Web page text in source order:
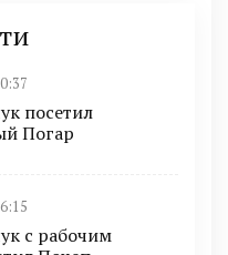
посетил
Погар
с рабочим